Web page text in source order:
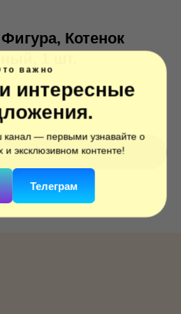
важно
интересные
— первыми узнавайте о
и эксклюзивном контенте!
Телеграм
Котенок
1 шт.